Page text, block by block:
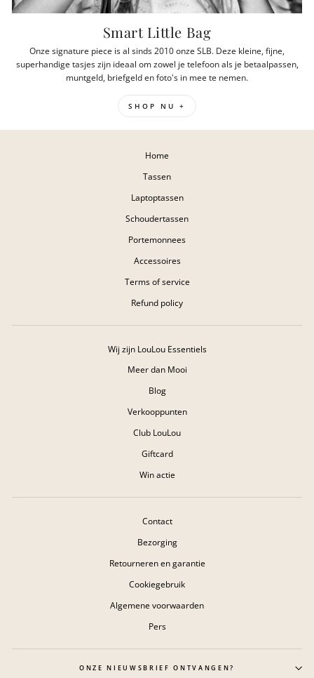
Smart Little Bag
Onze signature piece is al sinds 2010 onze SLB. Deze kleine, fijne,
superhandige tasjes zijn ideaal om zowel je telefoon als je betaalpassen,
muntgeld, briefgeld en foto's in mee te nemen.
SHOP NU +
Home
Tassen
Laptoptassen
Schoudertassen
Portemonnees
Accessoires
Terms of service
Refund policy
Wij zijn LouLou Essentiels
Meer dan Mooi
Blog
Verkooppunten
Club LouLou
Giftcard
Win actie
Contact
Bezorging
Retourneren en garantie
Cookiegebruik
Algemene voorwaarden
Pers
ONZE NIEUWSBRIEF ONTVANGEN?